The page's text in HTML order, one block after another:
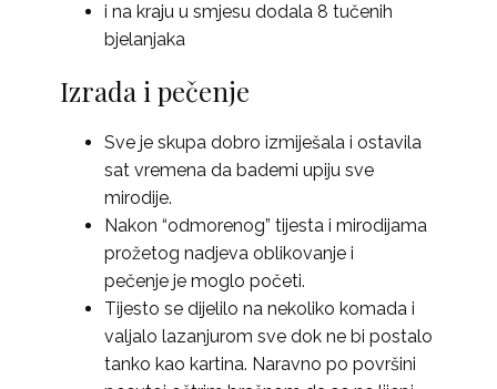
i na kraju u smjesu dodala 8 tučenih
bjelanjaka
Izrada i pečenje
Sve je skupa dobro izmiješala i ostavila
sat vremena da bademi upiju sve
mirodije.
Nakon “odmorenog” tijesta i mirodijama
prožetog nadjeva oblikovanje i
pečenje je moglo početi.
Tijesto se dijelilo na nekoliko komada i
valjalo lazanjurom sve dok ne bi postalo
tanko kao kartina. Naravno po površini